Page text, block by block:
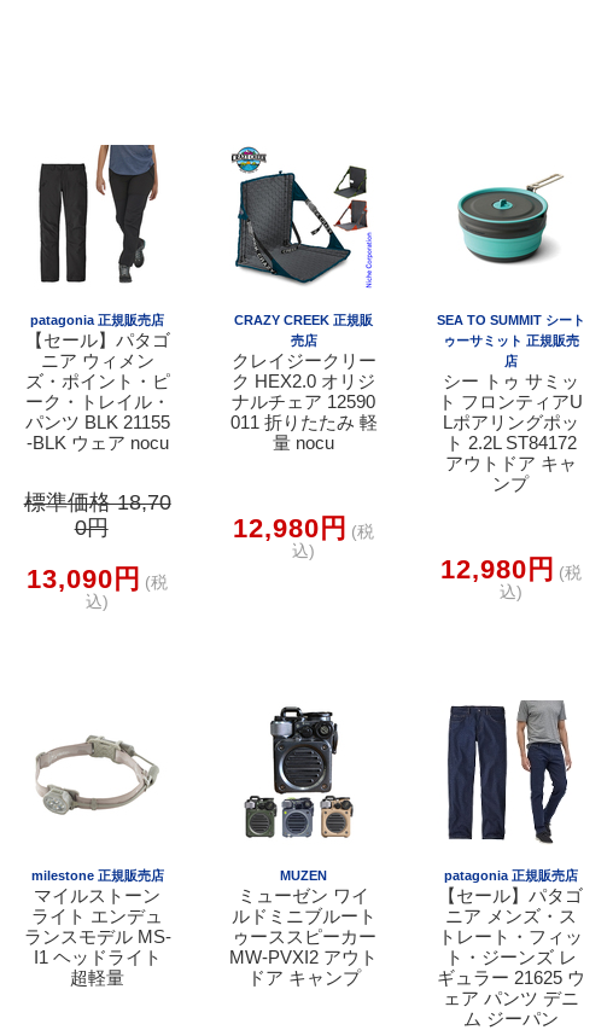
patagonia 正規販売店
【セール】パタゴ
ニア ウィメン
ズ・ポイント・ピ
ーク・トレイル・
パンツ BLK 21155
-BLK ウェア nocu
標準価格 18,70
0円
13,090円 (税
込)
CRAZY CREEK 正規販
売店
クレイジークリー
ク HEX2.0 オリジ
ナルチェア 12590
011 折りたたみ 軽
量 nocu
12,980円 (税
込)
SEA TO SUMMIT シート
ゥーサミット 正規販売
店
シー トゥ サミッ
ト フロンティアU
Lポアリングポッ
ト 2.2L ST84172
アウトドア キャ
ンプ
12,980円 (税
込)
milestone 正規販売店
マイルストーン
ライト エンデュ
ランスモデル MS-
I1 ヘッドライト
超軽量
MUZEN
ミューゼン ワイ
ルドミニブルート
ゥーススピーカー
MW-PVXI2 アウト
ドア キャンプ
patagonia 正規販売店
【セール】パタゴ
ニア メンズ・ス
トレート・フィッ
ト・ジーンズ レ
ギュラー 21625 ウ
ェア パンツ デニ
ム ジーパン